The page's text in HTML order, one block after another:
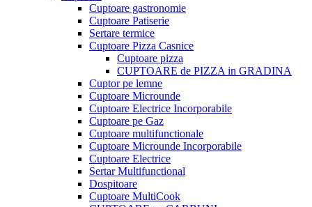
Cuptoare gastronomie
Cuptoare Patiserie
Sertare termice
Cuptoare Pizza Casnice
Cuptoare pizza
CUPTOARE de PIZZA in GRADINA
Cuptor pe lemne
Cuptoare Microunde
Cuptoare Electrice Incorporabile
Cuptoare pe Gaz
Cuptoare multifunctionale
Cuptoare Microunde Incorporabile
Cuptoare Electrice
Sertar Multifunctional
Dospitoare
Cuptoare MultiCook